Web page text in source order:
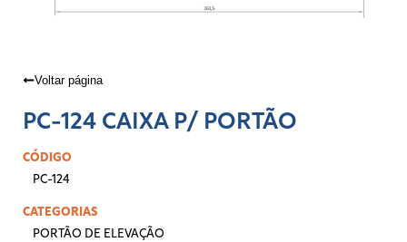
Voltar página
PC-124 CAIXA P/ PORTÃO
CÓDIGO
PC-124
CATEGORIAS
PORTÃO DE ELEVAÇÃO